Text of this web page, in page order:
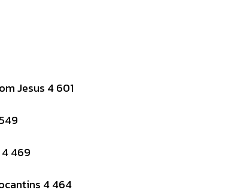
Jesus 4 601
4 469
4 464